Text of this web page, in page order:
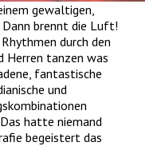
gewaltigen,
Dann brennt die Luft!
durch den
Herren tanzen was
fantastische
und
hatte niemand
begeistert das